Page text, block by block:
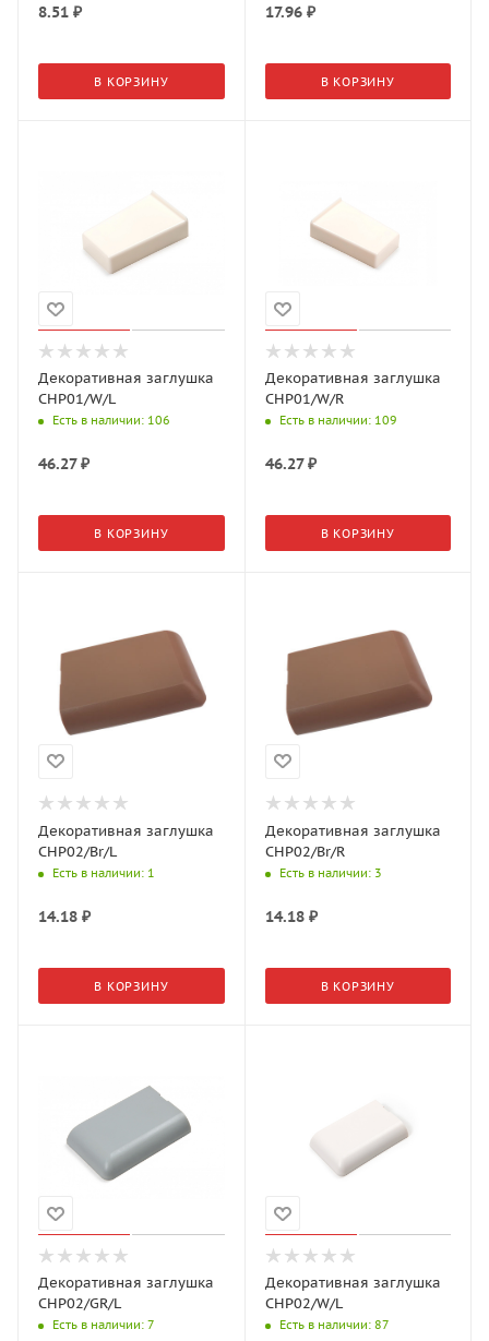
8.51 ₽
В КОРЗИНУ
17.96₽
В КОРЗИНУ
Декоративная заглушка
CHP01/W/L
Есть в наличии: 106
46.27₽
В КОРЗИНУ
Декоративная заглушка
CHP01/W/R
Есть в наличии: 109
46.27₽
В КОРЗИНУ
Декоративная заглушка
CHP02/Br/L
Есть в наличии: 1
14.18 ₽
В КОРЗИНУ
Декоративная заглушка
CHP02/Br/R
Есть в наличии: 3
14.18₽
В КОРЗИНУ
Декоративная заглушка
CHP02/GR/L
Есть в наличии: 7
Декоративная заглушка
CHP02/W/L
Есть в наличии: 87